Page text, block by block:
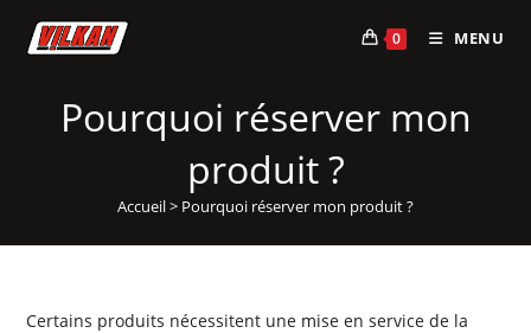
0 MENU
Pourquoi réserver mon
produit ?
Accueil> Pourquoi réserver mon produit ?
Certains produits nécessitent une mise en service de la